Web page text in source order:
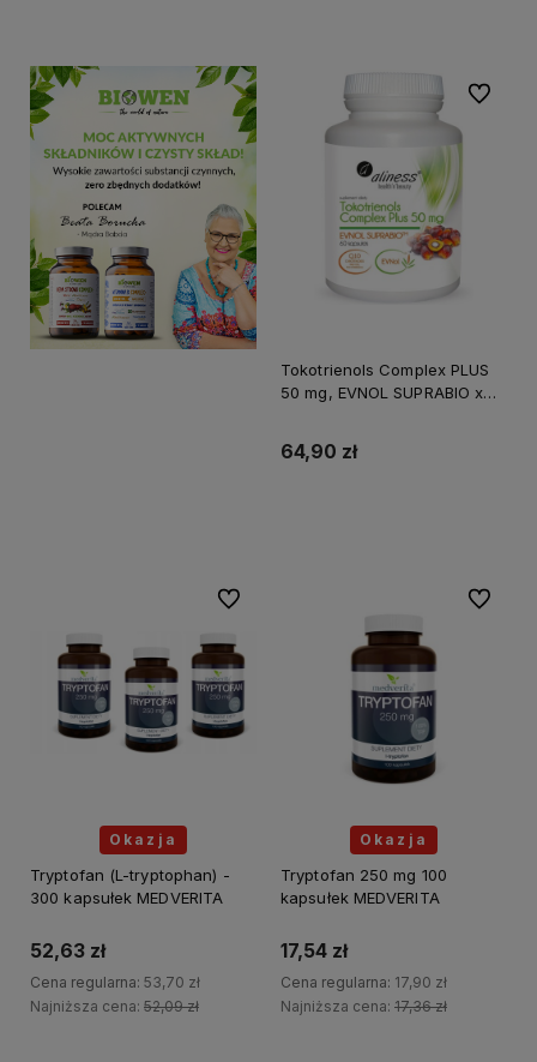
Tokotrienols Complex PLUS
50 mg, EVNOL SUPRABIO x
64,90 zł
Do
Okazja
Tryptofan (L-tryptophan) -
300 kapsułek MEDVERITA
52,63 zł
Cena regularna: 53,70 zł
Najniższa cena: 52,09 zł
Do ulubionych
Okazja
Tryptofan 250 mg 100
kapsułek MEDVERITA
17,54 zł
Cena regularna: 17,90 zł
Najniższa cena: 17,36 zł
Do